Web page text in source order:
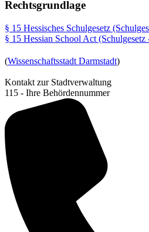
Rechtsgrundlage
§ 15 Hessisches Schulgesetz
§ 15 Hessian School Act
(Wissenschaftsstadt Darmstadt)
Kontakt zur Stadtverwaltung
115 - Ihre Behördennummer